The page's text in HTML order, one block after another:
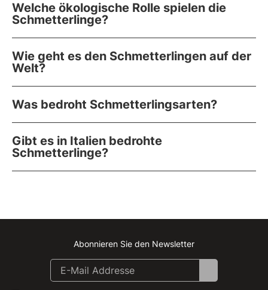
Welche ökologische Rolle spielen die
Schmetterlinge?
Wie geht es den Schmetterlingen auf der
Welt?
Was bedroht Schmetterlingsarten?
Gibt es in Italien bedrohte
Schmetterlinge?
Instagram
Facebook
Linkedin
Youtube
Abonnieren Sie den Newsletter